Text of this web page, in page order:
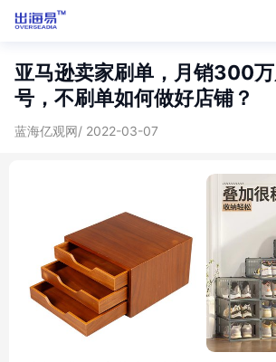
亚马逊卖家刷单，月销300
号，不刷单如何做好店铺？
蓝海亿观网/ 2022-03-07